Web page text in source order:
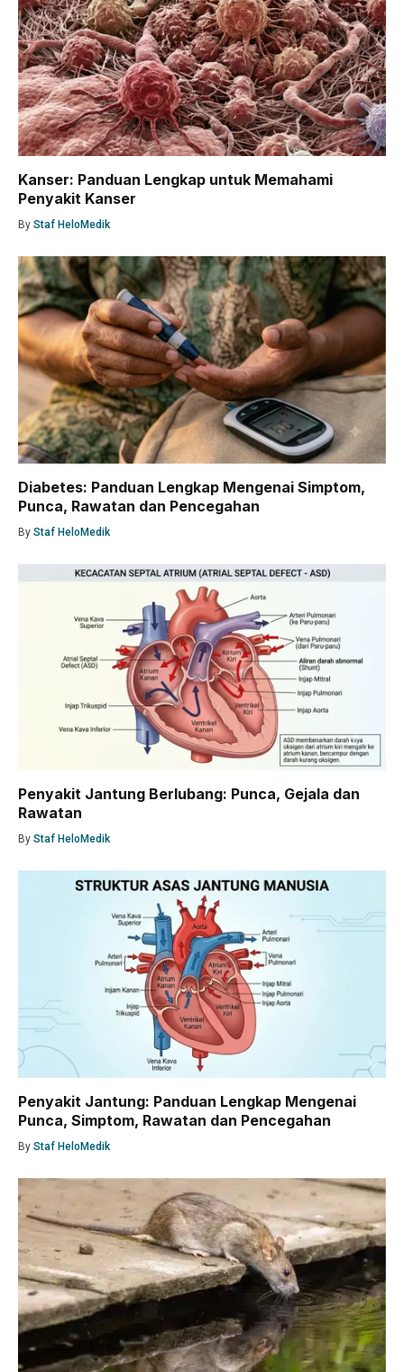
Kanser: Panduan Lengkap untuk Memahami
Penyakit Kanser
By Staf HeloMedik
Diabetes: Panduan Lengkap Mengenai Simptom,
Punca, Rawatan dan Pencegahan
By Staf HeloMedik
Penyakit Jantung Berlubang: Punca, Gejala dan
Rawatan
By Staf HeloMedik
Penyakit Jantung: Panduan Lengkap Mengenai
Punca, Simptom, Rawatan dan Pencegahan
By Staf HeloMedik